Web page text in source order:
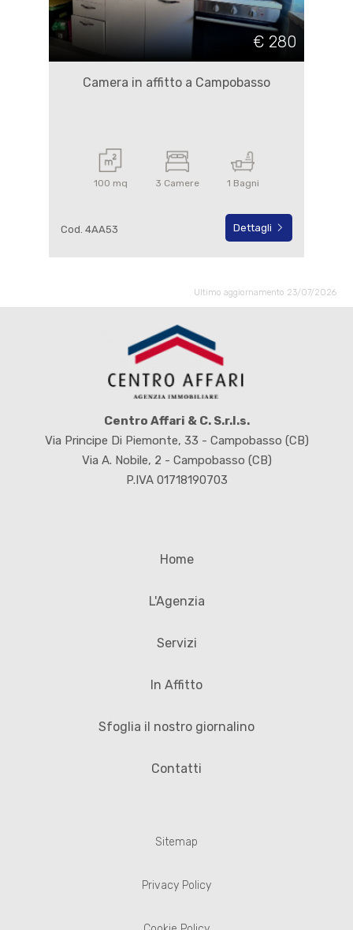
€ 280
Camera in affitto a Campobasso
100 mq 3 Camere 1 Bagni
Cod. 4AA53 Dettagli
Ultimo aggiornamento 23/07/2026
Centro Affari & C. S.r.l.s.
Via Principe Di Piemonte, 33 - Campobasso (CB)
Via A. Nobile, 2 - Campobasso (CB)
P.IVA 01718190703
Home
L'Agenzia
Servizi
In Affitto
Sfoglia il nostro giornalino
Contatti
Sitemap
Privacy Policy